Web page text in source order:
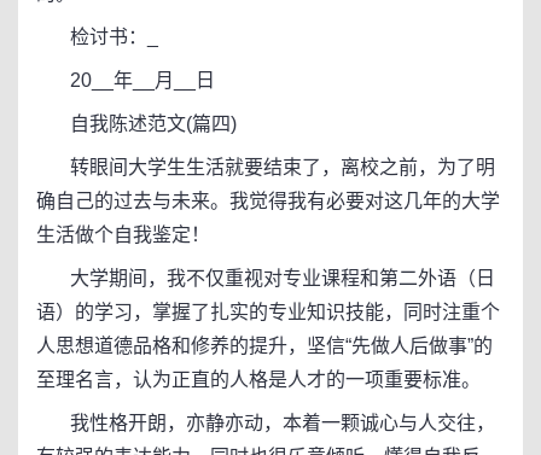
检讨书：_
20__年__月__日
自我陈述范文(篇四)
转眼间大学生生活就要结束了，离校之前，为了明
确自己的过去与未来。我觉得我有必要对这几年的大学
生活做个自我鉴定！
大学期间，我不仅重视对专业课程和第二外语（日
语）的学习，掌握了扎实的专业知识技能，同时注重个
人思想道德品格和修养的提升，坚信“先做人后做事”的
至理名言，认为正直的人格是人才的一项重要标准。
我性格开朗，亦静亦动，本着一颗诚心与人交往，